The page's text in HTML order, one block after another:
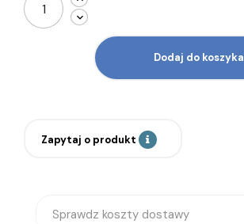
Dodaj do koszyka
Zapytaj o produkt
Sprawdz koszty dostawy